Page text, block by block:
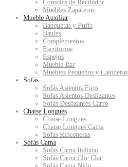
Consolas de Recibidor
Muebles Zapateros
Mueble Auxiliar
Banquetas y Puffs
Baules
Complementos
Escritorios
Espejos
Mueble Bar
Muebles Pequeños y Cajoneras
Sofás
Sofás Asientos Fijos
Sofás Asientos Deslizantes
Sofás Deslizantes Carro
Chaise Longues
Chaise Longues
Chaise Longues Cama
Sofás Rinconeras
Sofás Cama
Sofás Cama Italiano
Sofás Cama Clic Clac